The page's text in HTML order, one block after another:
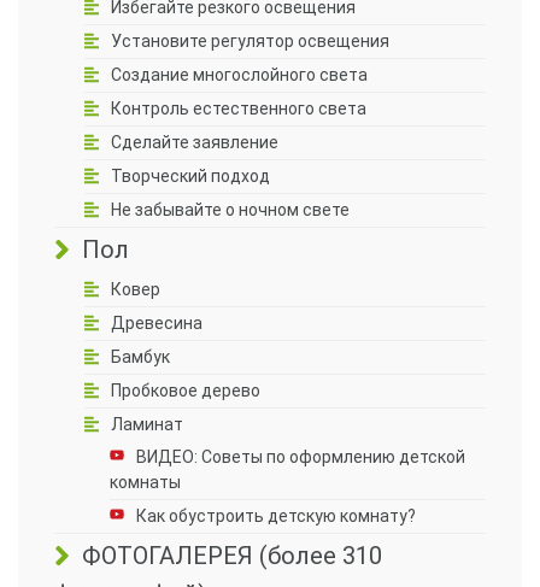
Избегайте резкого освещения
Установите регулятор освещения
Создание многослойного света
Контроль естественного света
Сделайте заявление
Творческий подход
Не забывайте о ночном свете
Пол
Ковер
Древесина
Бамбук
Пробковое дерево
Ламинат
ВИДЕО: Советы по оформлению детской
комнаты
Как обустроить детскую комнату?
ФОТОГАЛЕРЕЯ (более 310